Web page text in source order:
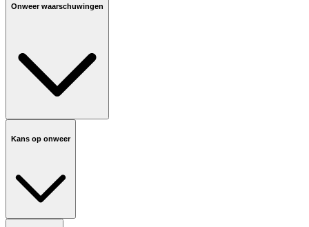
Onweer waarschuwingen
Kans op onweer